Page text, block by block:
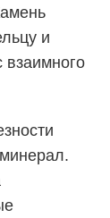
и
взаимного